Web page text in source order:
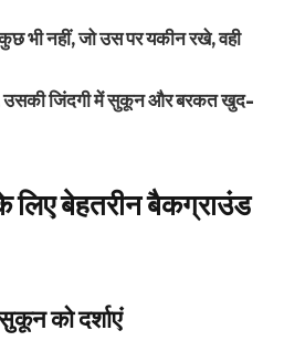
भी नहीं, जो उस पर यकीन रखे, वही
उसकी जिंदगी में सुकून और बरकत खुद-
लिए बेहतरीन बैकग्राउंड
को दर्शाएं